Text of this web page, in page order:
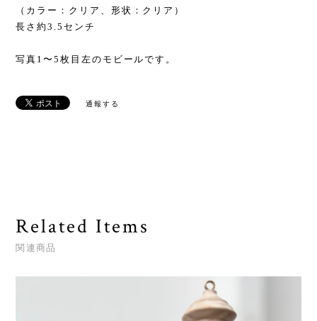
（カラー：クリア、形状：クリア）
長さ約3.5センチ
写真1〜5枚目左のモビールです。
通報する
Related Items
関連商品